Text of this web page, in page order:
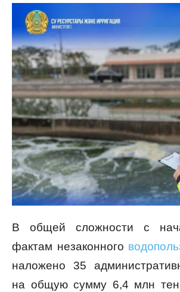
В общей сложности с
фактам незаконного
наложено 35
на общую сумму 6,4 млн